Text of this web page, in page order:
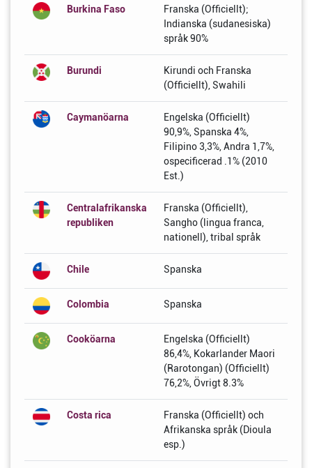
Burkina Faso
Franska (Officiellt);
Indianska (sudanesiska)
språk 90%
Burundi
Kirundi och Franska
(Officiellt), Swahili
Caymanöarna
Engelska (Officiellt)
90,9%, Spanska 4%,
Filipino 3,3%, Andra 1,7%,
ospecificerad .1% (2010
Est.)
Centralafrikanska
republiken
Franska (Officiellt),
Sangho (lingua franca,
nationell), tribal språk
Chile Spanska
Colombia Spanska
Cooköarna
Engelska (Officiellt)
86,4%, Kokarlander Maori
(Rarotongan) (Officiellt)
76,2%, Övrigt 8.3%
Costa rica
Franska (Officiellt) och
Afrikanska språk (Dioula
esp.)